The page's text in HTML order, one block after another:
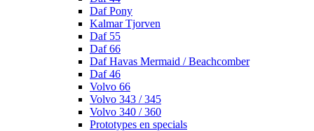
Daf Pony
Kalmar Tjorven
Daf 55
Daf 66
Daf Havas Mermaid / Beachcomber
Daf 46
Volvo 66
Volvo 343 / 345
Volvo 340 / 360
Prototypes en specials